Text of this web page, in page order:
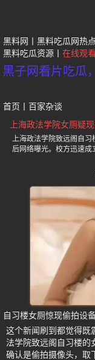
黑料网 黑料吃瓜网热
黑料吃瓜资源
在线观
黑子网看片吃瓜
首页 百家杂谈
上海政法学院女厕疑
上海政法学院致远阁自
后网络曝光。校方迅速
自习楼女厕惊现偷拍设
这个新闻刷到都觉得既
法学院致远阁自习楼的
确认是偷拍摄像头，取